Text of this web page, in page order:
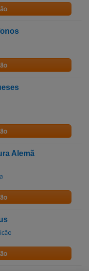
Alemã